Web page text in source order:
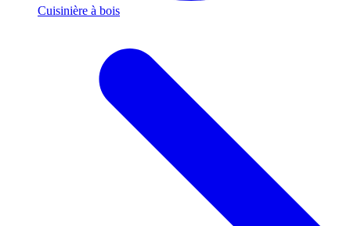
Cuisinière à bois